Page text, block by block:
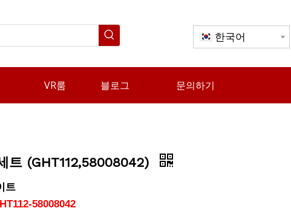
한국어
VR룸 블로그 문의하기
트 (GHT112,58008042)
트
58008042